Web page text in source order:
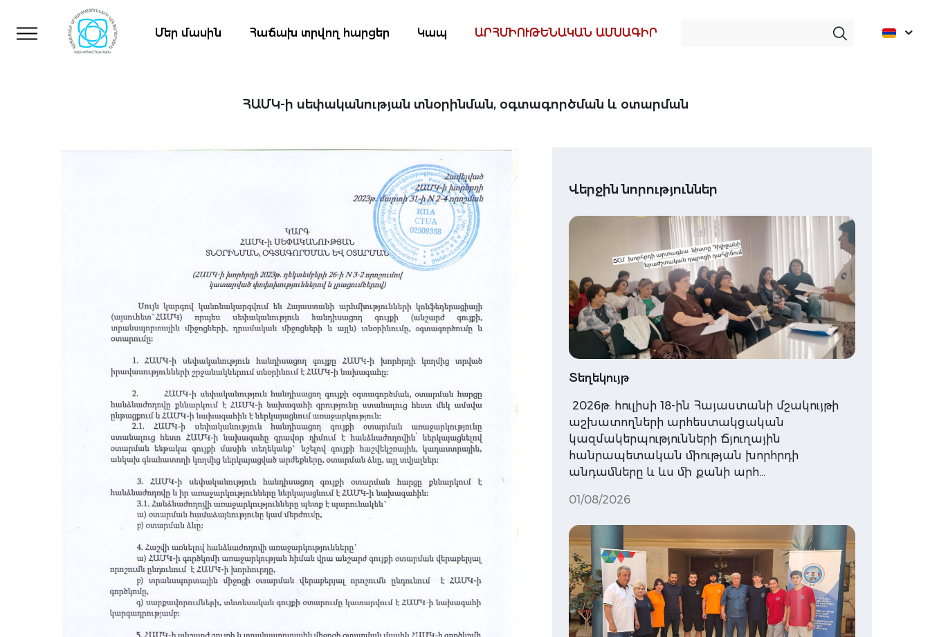
Մեր մասին Հաճախ տրվող հարցեր Կապ ԱՐՀՄԻՈՒԹԵՆԱԿԱՆ ԱՄՍԱԳԻՐ
ՀԱՄԿ-ի սեփականության տնօրինման, օգտագործման և օտարման
Վերջին նորություններ
Տեղեկույթ
2026թ. հուլիսի 18-ին Հայաստանի մշակույթի
աշխատողների արհեստակցական
կազմակերպությունների Ճյուղային
հանրապետական միության խորհրդի
անդամները և ևս մի քանի արհ…
01/08/2026